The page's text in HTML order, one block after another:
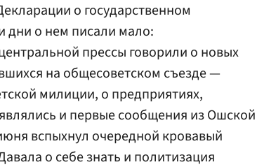
о государственном
дни о нем писали мало:
прессы говорили о новых
на общесоветском съезде —
милиции, о предприятиях,
и первые сообщения из Ошской
вспыхнул очередной кровавый
о себе знать и политизация